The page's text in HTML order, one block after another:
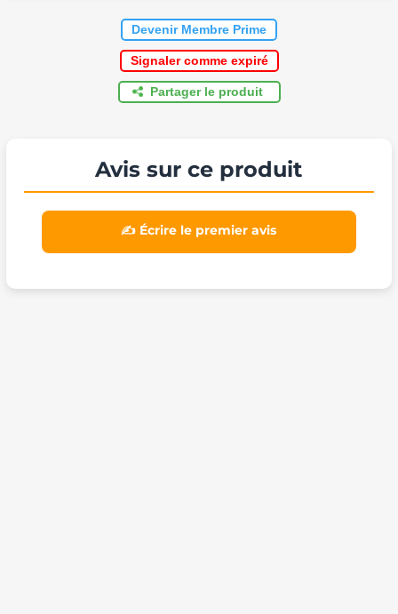
Devenir Membre Prime
Signaler comme expiré
Partager le produit
Avis sur ce produit
✍️ Écrire le premier avis